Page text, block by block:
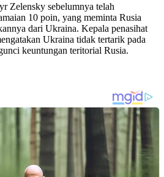
Zelensky sebelumnya telah
10 poin, yang meminta Rusia
dari Ukraina. Kepala penasihat
Ukraina tidak tertarik pada
keuntungan teritorial Rusia.